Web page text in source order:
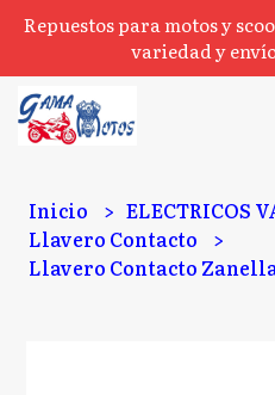
Repuestos para motos y
variedad y
Inicio
ELECTRICOS
Llavero Contacto
Llavero Contacto